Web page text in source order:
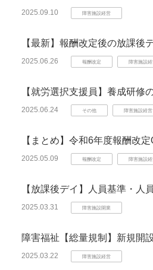
2025.09.10 障害施設経営
【最新】報酬改定後の放課後
2025.06.26 報酬改定 障害施設
【就労選択支援員】養成研修
2025.06.24 その他 障害施設経営
【まとめ】令和6年度報酬改定
2025.05.09 報酬改定 障害施設
【放課後デイ】人員基準・人
2025.03.31 障害施設開業
障害福祉【総量規制】新規開
2025.03.22 障害施設経営